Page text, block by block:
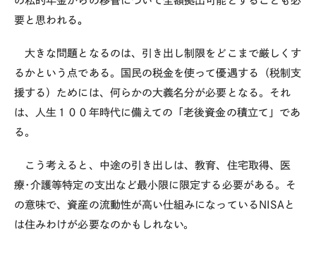
要と思われる。
大きな問題となるのは、引き出し制限をどこまで厳しくす
るかという点である。国民の税金を使って優遇する（税制支
援する）ためには、何らかの大義名分が必要となる。それ
は、人生１００年時代に備えての「老後資金の積立て」であ
る。
こう考えると、中途の引き出しは、教育、住宅取得、医
療･介護等特定の支出など最小限に限定する必要がある。そ
の意味で、資産の流動性が高い仕組みになっているNISAと
は住みわけが必要なのかもしれない。